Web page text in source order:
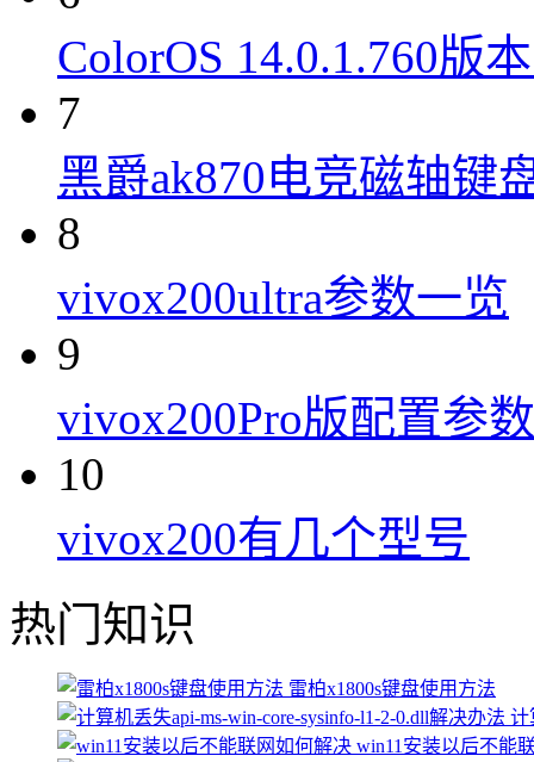
ColorOS 14.0.1.760版
7
黑爵ak870电竞磁轴键
8
vivox200ultra参数一览
9
vivox200Pro版配置参数
10
vivox200有几个型号
热门知识
雷柏x1800s键盘使用方法
计
win11安装以后不能